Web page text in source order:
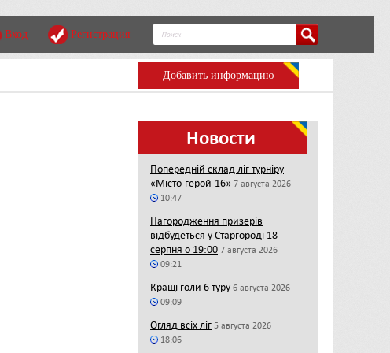
Вход Регистрация
Добавить информацию
Новости
Попередній склад ліг турніру
«Місто-герой-16» 7 августа 2026
10:47
Нагородження призерів
відбудеться у Старгороді 18
серпня о 19:00 7 августа 2026
09:21
Кращі голи 6 туру 6 августа 2026
09:09
Огляд всіх ліг 5 августа 2026
18:06